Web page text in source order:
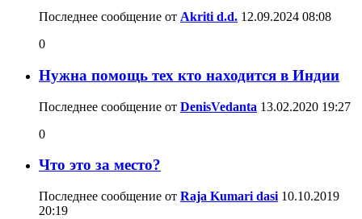
Последнее сообщение от Akriti d.d. 12.09.2024 08:08
0
Нужна помощь тех кто находится в Индии
Последнее сообщение от DenisVedanta 13.02.2020 19:27
0
Что это за место?
Последнее сообщение от Raja Kumari dasi 10.10.2019
20:19